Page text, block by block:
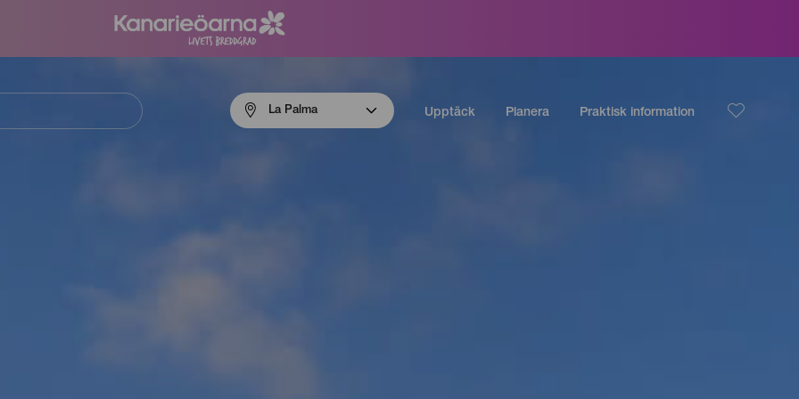
La Palma Upptäck Planera Praktisk information